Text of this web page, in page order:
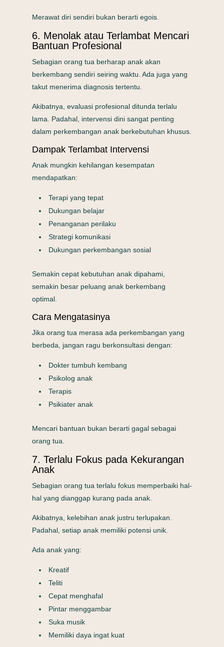
Merawat diri sendiri bukan berarti egois.
6. Menolak atau Terlambat Mencari
Bantuan Profesional
Sebagian orang tua berharap anak akan
berkembang sendiri seiring waktu. Ada juga yang
takut menerima diagnosis tertentu.
Akibatnya, evaluasi profesional ditunda terlalu
lama. Padahal, intervensi dini sangat penting
dalam perkembangan anak berkebutuhan khusus.
Dampak Terlambat Intervensi
Anak mungkin kehilangan kesempatan
mendapatkan:
Terapi yang tepat
Dukungan belajar
Penanganan perilaku
Strategi komunikasi
Dukungan perkembangan sosial
Semakin cepat kebutuhan anak dipahami,
semakin besar peluang anak berkembang
optimal.
Cara Mengatasinya
Jika orang tua merasa ada perkembangan yang
berbeda, jangan ragu berkonsultasi dengan:
Dokter tumbuh kembang
Psikolog anak
Terapis
Psikiater anak
Mencari bantuan bukan berarti gagal sebagai
orang tua.
7. Terlalu Fokus pada Kekurangan
Anak
Sebagian orang tua terlalu fokus memperbaiki hal-
hal yang dianggap kurang pada anak.
Akibatnya, kelebihan anak justru terlupakan.
Padahal, setiap anak memiliki potensi unik.
Ada anak yang:
Kreatif
Teliti
Cepat menghafal
Pintar menggambar
Suka musik
Memiliki daya ingat kuat